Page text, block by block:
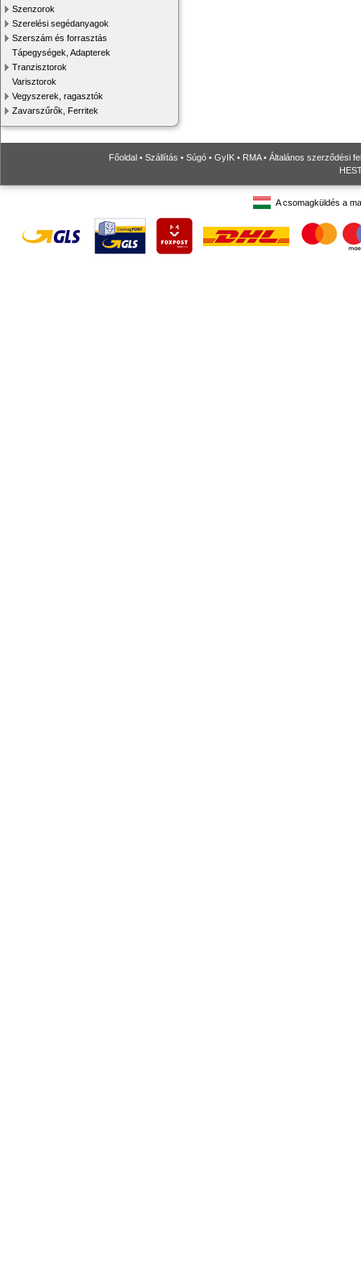
Szenzorok
Szerelési segédanyagok
Szerszám és forrasztás
Tápegységek, Adapterek
Tranzisztorok
Varisztorok
Vegyszerek, ragasztók
Zavarszűrők, Ferritek
Főoldal • Szállítás • Súgó • GyIK • RMA• Általános szerződési
A csomagküldés a